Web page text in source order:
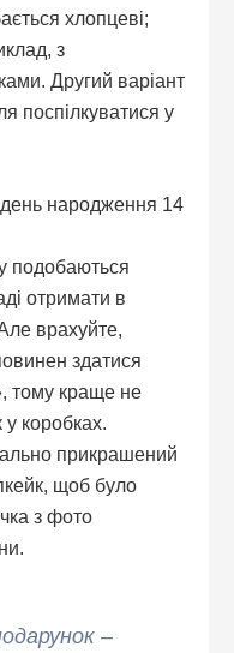
хлопцеві;
з
Другий варіант
поспілкуватися у
народження 14
подобаються
отримати в
врахуйте,
здатися
тому краще не
коробках.
прикрашений
щоб було
з фото
–